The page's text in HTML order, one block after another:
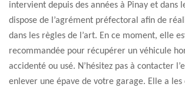
intervient depuis des années à Pinay et dans
dispose de l’agrément préfectoral afin de
dans les règles de l’art. En ce moment, elle
recommandée pour récupérer un véhicule
accidenté ou usé. N’hésitez pas à contacter
enlever une épave de votre garage. Elle a les